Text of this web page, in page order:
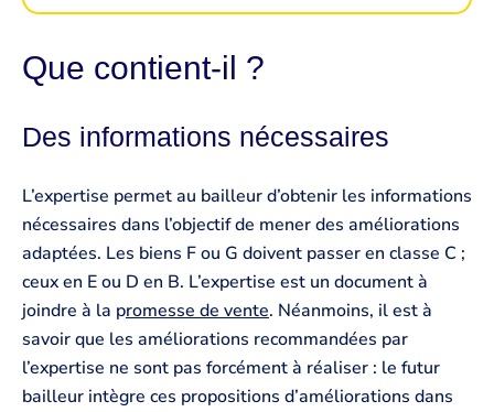
Que contient-il ?
Des informations nécessaires
L’expertise permet au bailleur d’obtenir les informations
nécessaires dans l’objectif de mener des améliorations
adaptées. Les biens F ou G doivent passer en classe C ;
ceux en E ou D en B. L’expertise est un document à
joindre à la promesse de vente. Néanmoins, il est à
savoir que les améliorations recommandées par
l’expertise ne sont pas forcément à réaliser : le futur
bailleur intègre ces propositions d’améliorations dans